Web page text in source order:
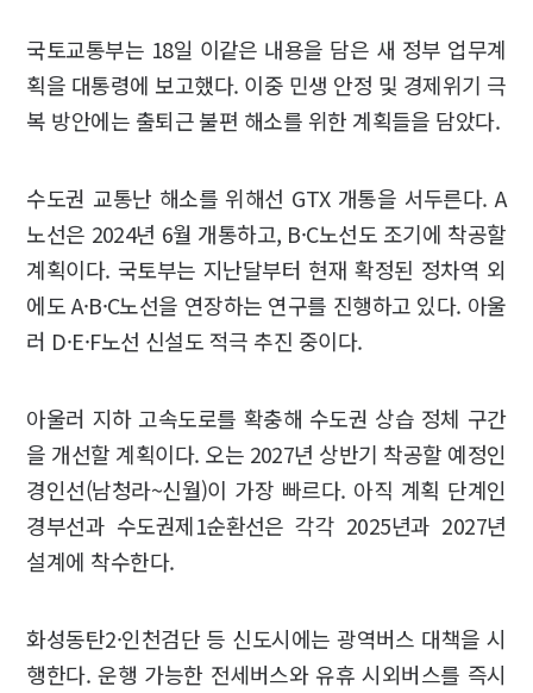
국토교통부는 18일 이같은 내용을 담은 새 정부 업무계
획을 대통령에 보고했다. 이중 민생 안정 및 경제위기 극
복 방안에는 출퇴근 불편 해소를 위한 계획들을 담았다.
수도권 교통난 해소를 위해선 GTX 개통을 서두른다. A
노선은 2024년 6월 개통하고, B·C노선도 조기에 착공할
계획이다. 국토부는 지난달부터 현재 확정된 정차역 외
에도 A·B·C노선을 연장하는 연구를 진행하고 있다. 아울
러 D·E·F노선 신설도 적극 추진 중이다.
아울러 지하 고속도로를 확충해 수도권 상습 정체 구간
을 개선할 계획이다. 오는 2027년 상반기 착공할 예정인
경인선(남청라~신월)이 가장 빠르다. 아직 계획 단계인
경부선과 수도권제1순환선은 각각 2025년과 2027년
설계에 착수한다.
화성동탄2·인천검단 등 신도시에는 광역버스 대책을 시
행한다. 운행 가능한 전세버스와 유휴 시외버스를 즉시